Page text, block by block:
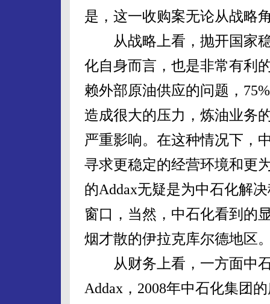
是，这一收购案无论从战略
从战略上看，抛开国家稳
化自身而言，也是非常有利
赖外部原油供应的问题，
造成很大的压力，炼油业务
严重影响。在这种情况下，
寻求更稳定的经营环境和更
的Addax无疑是为中石化解
窗口，当然，中石化看到的
烟才散的伊拉克库尔德地区
从财务上看，一方面中石
Addax，2008年中石化集团